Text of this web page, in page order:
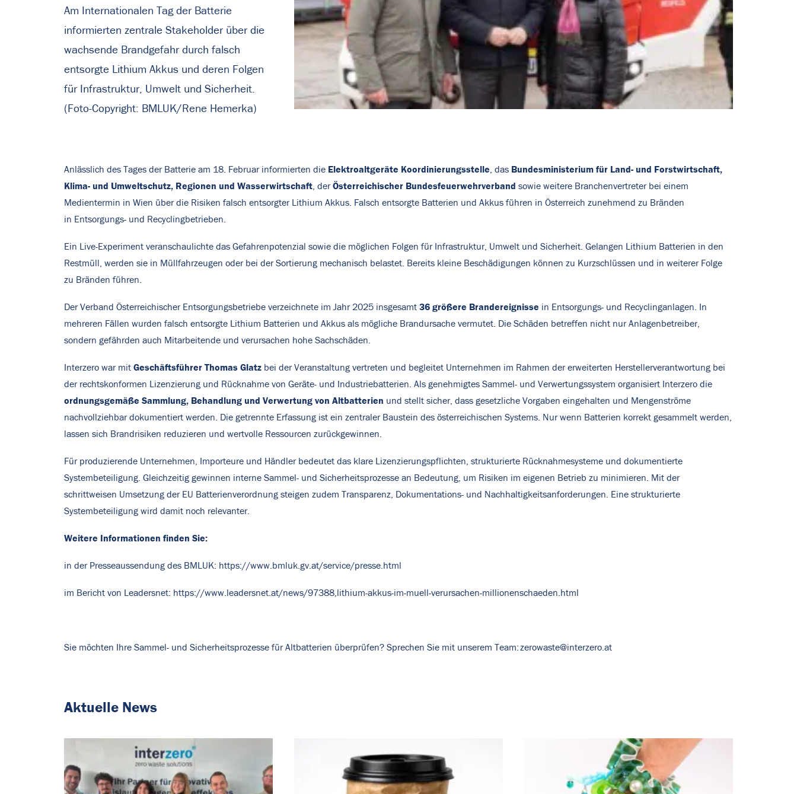
Am Internationalen Tag der Batterie
informierten zentrale Stakeholder über die
wachsende Brandgefahr durch falsch
entsorgte Lithium Akkus und deren Folgen
für Infrastruktur, Umwelt und Sicherheit.
(Foto-Copyright: BMLUK/Rene Hemerka)
Anlässlich des Tages der Batterie am 18. Februar informierten die Elektroaltgeräte Koordinierungsstelle , das Bundesministerium für Land- und Forstwirtschaft,
Klima- und Umweltschutz, Regionen und Wasserwirtschaft , derÖsterreichischer Bundesfeuerwehrverband sowie weitere Branchenvertreter bei einem
Medientermin in Wien über die Risiken falsch entsorgter Lithium Akkus. Falsch entsorgte Batterien und Akkus führen in Österreich zunehmend zu Bränden
in Entsorgungs- und Recyclingbetrieben.
Ein Live-Experiment veranschaulichte das Gefahrenpotenzial sowie die möglichen Folgen für Infrastruktur, Umwelt und Sicherheit. Gelangen Lithium Batterien in den
Restmüll, werden sie in Müllfahrzeugen oder bei der Sortierung mechanisch belastet. Bereits kleine Beschädigungen können zu Kurzschlüssen und in weiterer Folge
zu Bränden führen.
Der Verband Österreichischer Entsorgungsbetriebe verzeichnete im Jahr 2025 insgesamt 36 größere Brandereignisse in Entsorgungs- und Recyclinganlagen. In
mehreren Fällen wurden falsch entsorgte Lithium Batterien und Akkus als mögliche Brandursache vermutet. Die Schäden betreffen nicht nur Anlagenbetreiber,
sondern gefährden auch Mitarbeitende und verursachen hohe Sachschäden.
Interzero war mit Geschäftsführer Thomas Glatz bei der Veranstaltung vertreten und begleitet Unternehmen im Rahmen der erweiterten Herstellerverantwortung bei
der rechtskonformen Lizenzierung und Rücknahme von Geräte- und Industriebatterien. Als genehmigtes Sammel- und Verwertungssystem organisiert Interzero die
ordnungsgemäße Sammlung, Behandlung und Verwertung von Altbatterien und stellt sicher, dass gesetzliche Vorgaben eingehalten und Mengenströme
nachvollziehbar dokumentiert werden. Die getrennte Erfassung ist ein zentraler Baustein des österreichischen Systems. Nur wenn Batterien korrekt gesammelt werden,
lassen sich Brandrisiken reduzieren und wertvolle Ressourcen zurückgewinnen.
Für produzierende Unternehmen, Importeure und Händler bedeutet das klare Lizenzierungspflichten, strukturierte Rücknahmesysteme und dokumentierte
Systembeteiligung. Gleichzeitig gewinnen interne Sammel- und Sicherheitsprozesse an Bedeutung, um Risiken im eigenen Betrieb zu minimieren. Mit der
schrittweisen Umsetzung der EU Batterienverordnung steigen zudem Transparenz, Dokumentations- und Nachhaltigkeitsanforderungen. Eine strukturierte
Systembeteiligung wird damit noch relevanter.
Weitere Informationen finden Sie:
in der Presseaussendung des BMLUK: https://www.bmluk.gv.at/service/presse.html
im Bericht von Leadersnet: https://www.leadersnet.at/news/97388,lithium-akkus-im-muell-verursachen-millionenschaeden.html
Sie möchten Ihre Sammel- und Sicherheitsprozesse für Altbatterien überprüfen? Sprechen Sie mit unserem Team:zerowaste@interzero.at
Aktuelle News